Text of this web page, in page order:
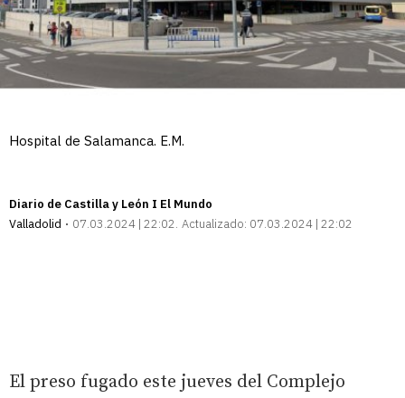
Hospital de Salamanca. E.M.
Diario de Castilla y León I El Mundo
Valladolid
07.03.2024 | 22:02 Actualizado: 07.03.2024 | 22:02
El preso fugado este jueves del Complejo